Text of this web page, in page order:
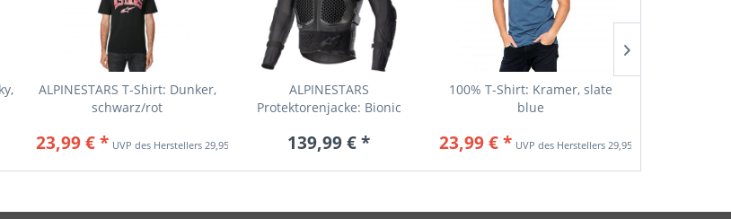
ALPINESTARS T-Shirt: Dunker,
schwarz/rot
23,99 € * 29,95 € *
ALPINESTARS
Protektorenjacke: Bionic
139,99 € *
100% T-Shirt: Kramer, slate
blue
23,99 € * 29,95 € *